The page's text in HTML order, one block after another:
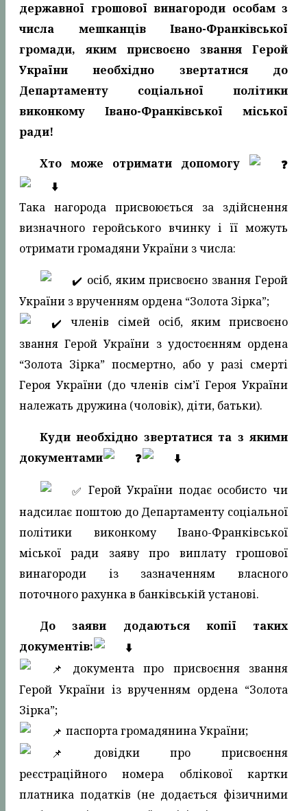
державної грошової винагороди особам з
числа мешканців Івано-Франківської
громади, яким присвоєно звання Герой
України необхідно звертатися до
Департаменту соціальної політики
виконкому Івано-Франківської міської
ради!
Хто може отримати допомогу
Така нагорода присвоюється за здійснення
визначного геройського вчинку і її можуть
отримати громадяни України з числа:
осіб, яким присвоєно звання Герой
України з врученням ордена “Золота Зірка”;
членів сімей осіб, яким присвоєно
звання Герой України з удостоєнням ордена
“Золота Зірка” посмертно, або у разі смерті
Героя України (до членів сім’ї Героя України
належать дружина (чоловік), діти, батьки).
Куди необхідно звертатися та з якими
документами
️ Герой України подає особисто чи
надсилає поштою до Департаменту соціальної
політики виконкому Івано-Франківської
міської ради заяву про виплату грошової
винагороди із зазначенням власного
поточного рахунка в банківській установі.
До заяви додаються копії таких
документів:
документа про присвоєння звання
Герой України із врученням ордена “Золота
Зірка”;
паспорта громадянина України;
довідки про присвоєння
реєстраційного номера облікової картки
платника податків (не додається фізичними